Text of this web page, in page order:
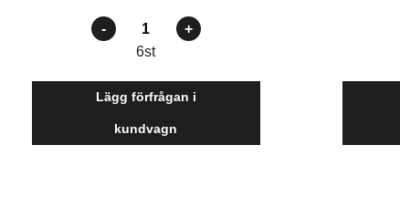
Antal
6st
Lägg förfrågan i
kundvagn